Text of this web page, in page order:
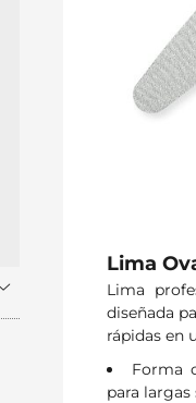
Lima
Lima
diseñada
rápidas en
Forma
para largas